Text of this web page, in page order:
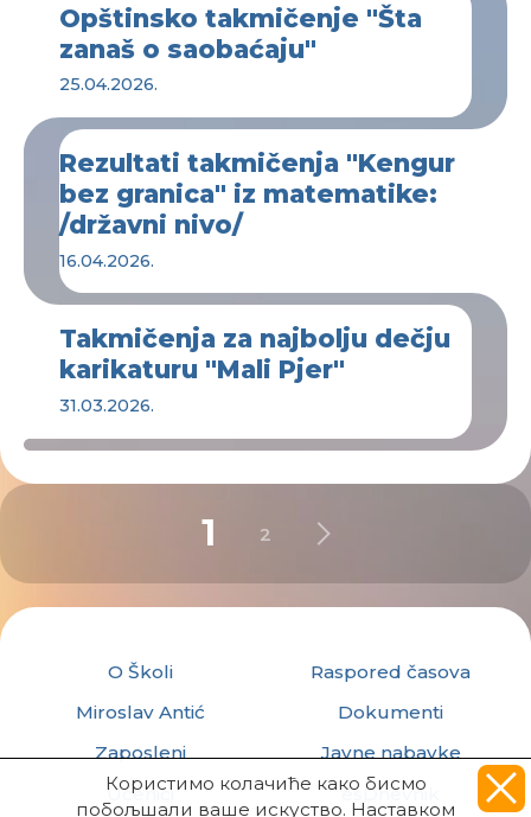
Opštinsko takmičenje "Šta
zanaš o saobaćaju"
25.04.2026.
Rezultati takmičenja "Kengur
bez granica" iz matematike:
/državni nivo/
16.04.2026.
Takmičenja za najbolju dečju
karikaturu "Mali Pjer"
31.03.2026.
1 2
O Školi
Miroslav Antić
Zaposleni
Učenici
Raspored časova
Dokumenti
Javne nabavke
esDnevnik
Користимо колачиће како бисмо
побољшали ваше искуство. Наставком